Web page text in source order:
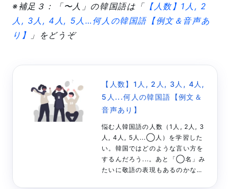
※補足３：「〜人」の韓国語は「 【人数】1人, 2
人, 3人, 4人, 5人…何人の韓国語【例文＆音声あ
り】
」をどうぞ
【人数】1人, 2人, 3人, 4人,
5人...何人の韓国語【例文＆
音声あり】
悩む人韓国語の人数（1人, 2人, 3
人, 4人, 5人...◯人）を学習した
い。韓国ではどのような言い方を
するんだろう...。あと「◯名」み
たいに敬語の表現もあるのかな？